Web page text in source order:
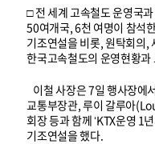
□ 전 세계 고속철도 운영국
50여개국, 6천 여명이 참석
기조연설을 비롯, 원탁회의,
한국고속철도의 운영현황
이철 사장은 7일 행사장
교통부장관, 루이 갈루아
회장 등과 함께 ‘KTX운영 1
기조연설을 했다.